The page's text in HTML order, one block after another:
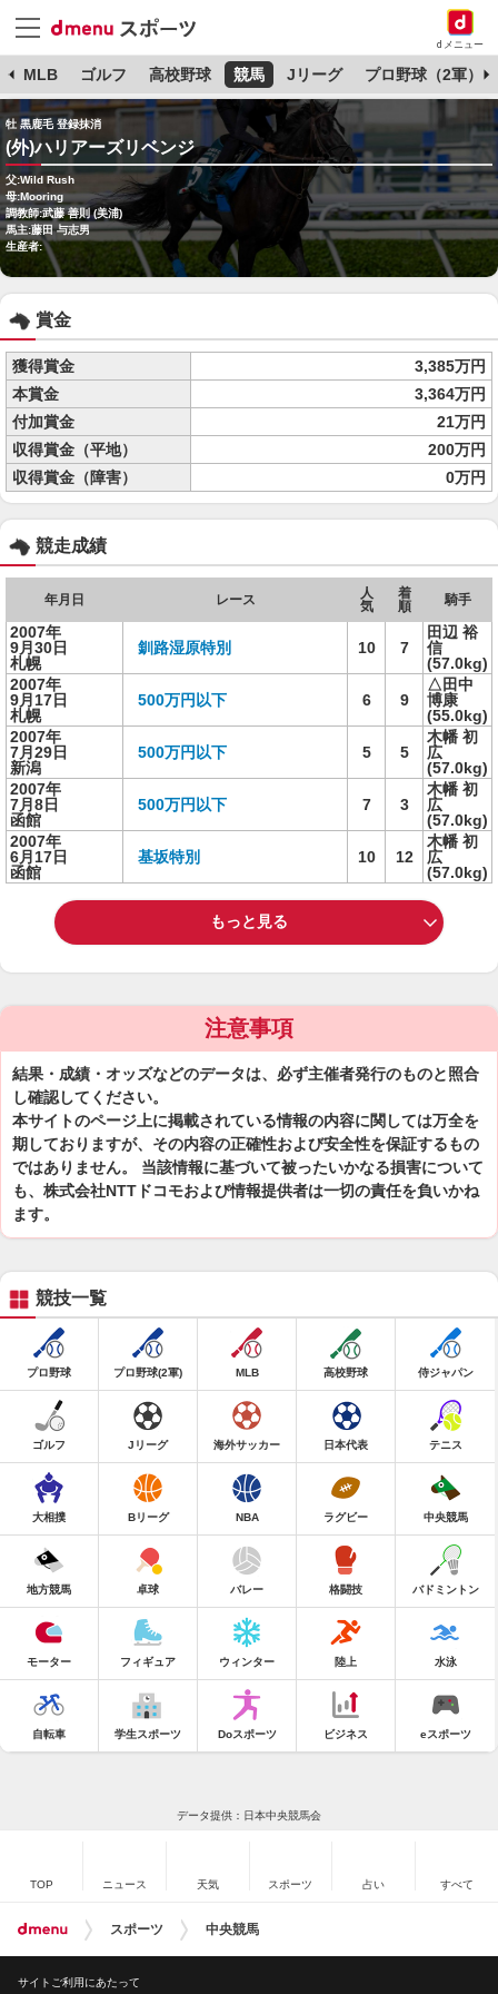
dメニュー
MLB ゴルフ 高校野球 競馬 Jリーグ プロ野球（2軍）
牡 黒鹿毛 登録抹消
(外)ハリアーズリベンジ
父:Wild Rush
母:Mooring
調教師:武藤 善則 (美浦)
馬主:藤田 与志男
生産者:
賞金
獲得賞金
3,385万円
本賞金
3,364万円
付加賞金
21万円
収得賞金（平地）
200万円
収得賞金（障害）
0万円
競走成績
年月日 レース
人
気
着
順
騎手
2007年
9月30日
札幌
釧路湿原特別 10 7
田辺 裕
信
(57.0kg)
2007年
9月17日
札幌
500万円以下 6 9
△田中
博康
(55.0kg)
2007年
7月29日
新潟
500万円以下 5 5
木幡 初
広
(57.0kg)
2007年
7月8日
函館
500万円以下 7 3
木幡 初
広
(57.0kg)
2007年
6月17日
函館
基坂特別 10 12
木幡 初
広
(57.0kg)
もっと見る
注意事項
結果・成績・オッズなどのデータは、必ず主催者発行のものと照合
し確認してください。
本サイトのページ上に掲載されている情報の内容に関しては万全を
期しておりますが、その内容の正確性および安全性を保証するもの
ではありません。 当該情報に基づいて被ったいかなる損害について
も、株式会社NTTドコモおよび情報提供者は一切の責任を負いかね
ます。
競技一覧
プロ野球 プロ野球(2軍) MLB 高校野球 侍ジャパン
ゴルフ Jリーグ 海外サッカー 日本代表 テニス
大相撲 Bリーグ NBA ラグビー 中央競馬
地方競馬 卓球 バレー 格闘技 バドミントン
モーター フィギュア ウィンター 陸上 水泳
自転車 学生スポーツ Doスポーツ ビジネス eスポーツ
データ提供：日本中央競馬会
TOP ニュース 天気 スポーツ 占い すべて
スポーツ 中央競馬
サイトご利用にあたって